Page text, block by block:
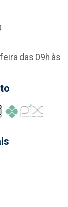
das 09h às